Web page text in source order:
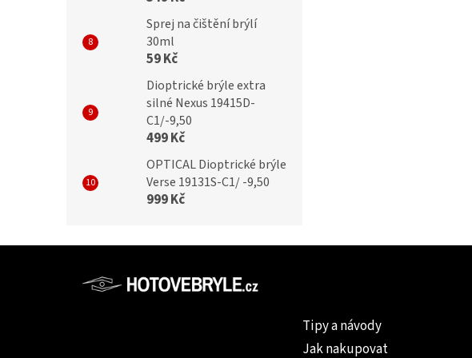
Sprej na čištění brýlí
30ml
59 Kč
Dioptrické brýle extra
silné Nexus 19415D-
C1/-9,50
499 Kč
OPTICAL Dioptrické brýle
Verse 19131S-C1/ -9,50
999 Kč
Tipy a návody
Jak nakupovat